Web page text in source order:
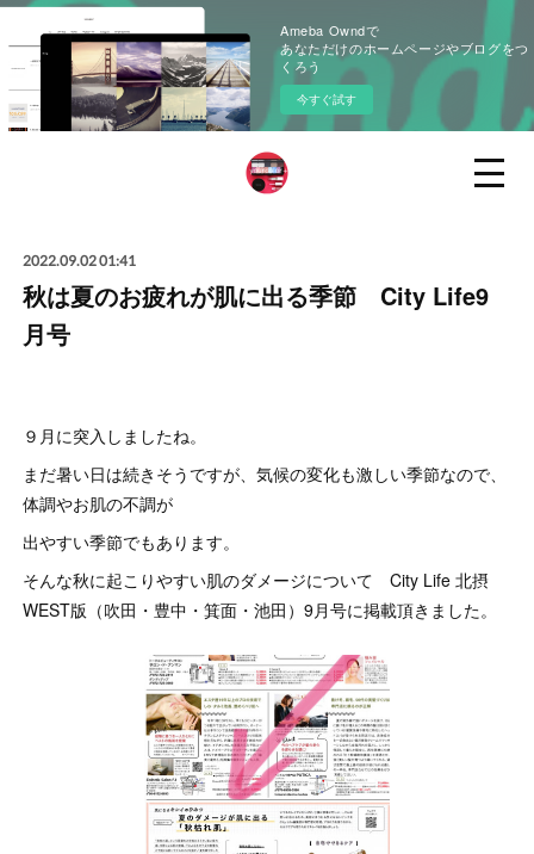
Ameba Owndで
あなただけのホームページやブログをつ
くろう
今すぐ試す
2022.09.02 01:41
秋は夏のお疲れが肌に出る季節 City Life9
月号
９月に突入しましたね。
まだ暑い日は続きそうですが、気候の変化も激しい季節なので、
体調やお肌の不調が
出やすい季節でもあります。
そんな秋に起こりやすい肌のダメージについて City Life 北摂
WEST版（吹田・豊中・箕面・池田）9月号に掲載頂きました。